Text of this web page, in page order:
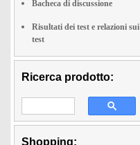
Bacheca di discussione
Risultati dei test e relazioni sui
test
Ricerca prodotto:
Shopping: